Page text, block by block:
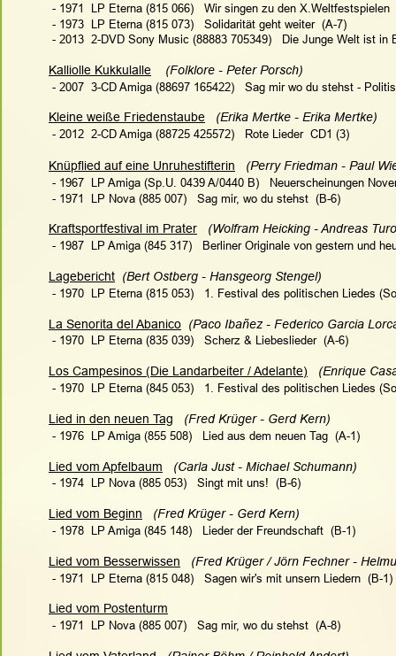
- 1971  LP Eterna (815 066)   Wir singen zu den X.Weltfestspielen
- 1973  LP Eterna (815 073)   Solidarität geht weiter  (A-7)
- 2013  2-DVD Sony Music (88883 705349)   Die Junge Welt ist in
Kalliolle Kukkulalle
    (Folklore - Peter Porsch)
- 2007  3-CD Amiga (88697 165422)   Sag mir wo du stehst -
Kleine weiße Friedenstaube
   (Erika Mertke - Erika Mertke)
- 2012  2-CD Amiga (88725 425572)   Rote Lieder  CD1 (3)
Knüpflied auf eine Unruhestifterin
(Perry Friedman - Paul
- 1967  LP Amiga (Sp.U. 0439 A/0440 B)   Neuerscheinungen
- 1971  LP Nova (885 007)   Sag mir, wo du stehst  (B-6)
Kraftsportfestival im Prater
(Wolfram Heicking - Andreas
- 1987  LP Amiga (845 317)   Berliner Originale von gestern und
Lagebericht
  (Bert Ostberg - Hansgeorg Stengel)
- 1970  LP Eterna (815 053) 1. Festival des politischen Liedes
La Senorita del Abanico
(Paco Ibañez - Federico Garcia
- 1970  LP Eterna (835 039) Scherz & Liebeslieder
  (A-6)
Los Campesinos (Die Landarbeiter / Adelante)
(Enrique
- 1970  LP Eterna (845 053) 1. Festival des politischen Liedes
Lied in den neuen Tag
   (Fred Krüger - Gerd Kern)
- 1976  LP Amiga (855 508)   Lied aus dem neuen Tag  (A-1)
Lied vom Apfelbaum
   (Carla Just - Michael Schumann)
- 1974  LP Nova (885 053)   Singt mit uns!  (B-6)
Lied vom Beginn
   (Fred Krüger - Gerd Kern)
- 1978  LP Amiga (845 148)   Lieder der Freundschaft  (B-1)
Lied vom Besserwissen
(Fred Krüger / Jörn Fechner -
- 1971  LP Eterna (815 048)   Sagen wir's mit unsern Liedern  (B-1)
Lied vom Postenturm
- 1971  LP Nova (885 007)   Sag mir, wo du stehst  (A-8)